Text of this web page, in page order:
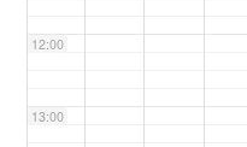
12:00
13:00